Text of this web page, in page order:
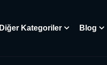
Diğer Kategoriler Blog